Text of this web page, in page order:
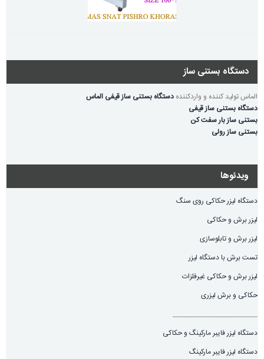
دستگاه بستنی ساز
الماس تولید کننده و واردکننده دستگاه بستنی ساز قیفی الماس
دستگاه بستنی ساز قیفی
بستنی ساز بار سفت کن
بستنی ساز رولی
ویدئوها
دستگاه لیزر حکاکی روی سنگ
لیزر برش و حکاکی
لیزر برش و تابلوسازی
تست برش با دستگاه لیزر
لیزر برش و حکاکی غیرفلزات
حکاکی و برش لیزری
________________________
دستگاه لیزر فایبر مارکینگ و حکاکی
دستگاه لیزر فایبر مارکینگ